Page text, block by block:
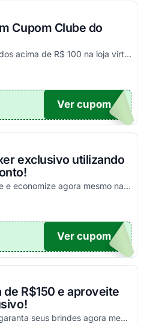
Cupom Clube do
Receba desconto nos pedidos acima de R$ 100 na loja virtual. Confira!
NADO
Ver cupom
exclusivo utilizando
Aproveite sua oportunidade e economize agora mesmo nas suas compras online!
LUBE
Ver cupom
R$150 e aproveite
Não fique de fora dessa e garanta seus brindes agora mesmo!